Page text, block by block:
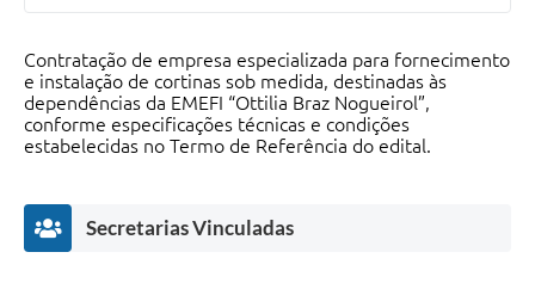
Contratação de empresa especializada para fornecimento
e instalação de cortinas sob medida, destinadas às
dependências da EMEFI “Ottilia Braz Nogueirol”,
conforme especificações técnicas e condições
estabelecidas no Termo de Referência do edital.
Secretarias Vinculadas